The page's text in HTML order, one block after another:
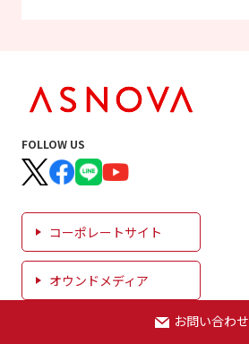
FOLLOW US
コーポレートサイト
オウンドメディア
ASNOVA市場(ECサイト)お問い合わせ